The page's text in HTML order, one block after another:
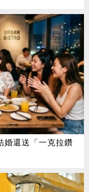
通病
婚還送「一克拉鑽